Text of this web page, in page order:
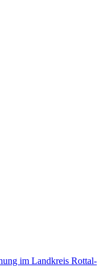
im Landkreis Rottal-